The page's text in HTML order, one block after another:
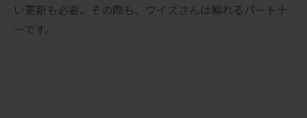
い更新も必要。その際も、ワイズさんは頼れるパートナ
ーです。